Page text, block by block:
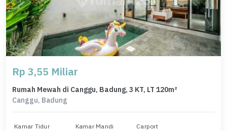
Rp 3,55 Miliar
Rumah Mewah di Canggu, Badung, 3 KT, LT 120m²
Canggu, Badung
Kamar Tidur Kamar Mandi Carport